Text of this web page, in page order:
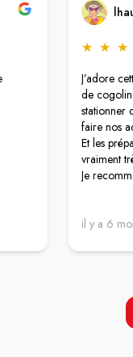
★ ★ ★
J’adore
de
stationner
faire nos
Et les
vraiment
Je
il y a 6